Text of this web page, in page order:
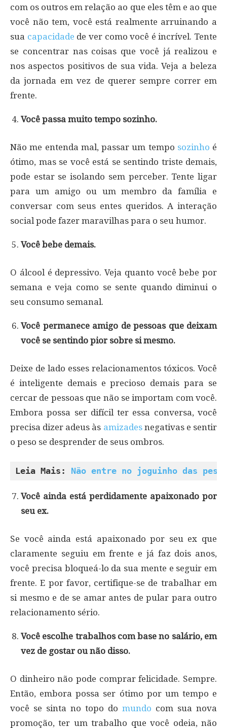
com os outros em relação ao que eles têm e ao que
você não tem, você está realmente arruinando a
sua capacidade de ver como você é incrível. Tente
se concentrar nas coisas que você já realizou e
nos aspectos positivos de sua vida. Veja a beleza
da jornada em vez de querer sempre correr em
frente.
Você passa muito tempo sozinho.
Não me entenda mal, passar um tempo sozinho é
ótimo, mas se você está se sentindo triste demais,
pode estar se isolando sem perceber. Tente ligar
para um amigo ou um membro da família e
conversar com seus entes queridos. A interação
social pode fazer maravilhas para o seu humor.
Você bebe demais.
O álcool é depressivo. Veja quanto você bebe por
semana e veja como se sente quando diminui o
seu consumo semanal.
Você permanece amigo de pessoas que deixam
você se sentindo pior sobre si mesmo.
Deixe de lado esses relacionamentos tóxicos. Você
é inteligente demais e precioso demais para se
cercar de pessoas que não se importam com você.
Embora possa ser difícil ter essa conversa, você
precisa dizer adeus às amizadesnegativas e sentir
o peso se desprender de seus ombros.
Leia Mais: Não entre no joguinho das
Você ainda está perdidamente apaixonado por
seu ex.
Se você ainda está apaixonado por seu ex que
claramente seguiu em frente e já faz dois anos,
você precisa bloqueá-lo da sua mente e seguir em
frente. E por favor, certifique-se de trabalhar em
si mesmo e de se amar antes de pular para outro
relacionamento sério.
Você escolhe trabalhos com base no salário, em
vez de gostar ou não disso.
O dinheiro não pode comprar felicidade. Sempre.
Então, embora possa ser ótimo por um tempo e
você se sinta no topo do mundo com sua nova
promoção, ter um trabalho que você odeia, não